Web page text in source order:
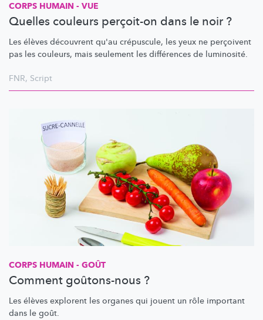
CORPS HUMAIN - VUE
Quelles couleurs perçoit-on dans le noir ?
Les élèves découvrent qu'au crépuscule, les yeux ne perçoivent
pas les couleurs, mais seulement les différences de luminosité.
FNR, Script
CORPS HUMAIN - GOÛT
Comment goûtons-nous ?
Les élèves explorent les organes qui jouent un rôle important
dans le goût.